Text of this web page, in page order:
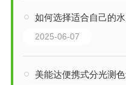
如何选择适合自己的
2025-06-07
美能达便携式分光测